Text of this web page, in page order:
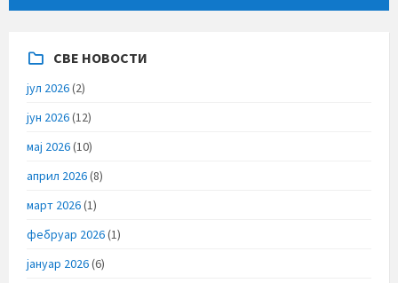
СВЕ НОВОСТИ
јул 2026(2)
јун 2026(12)
мај 2026(10)
април 2026(8)
март 2026(1)
фебруар 2026(1)
јануар 2026(6)